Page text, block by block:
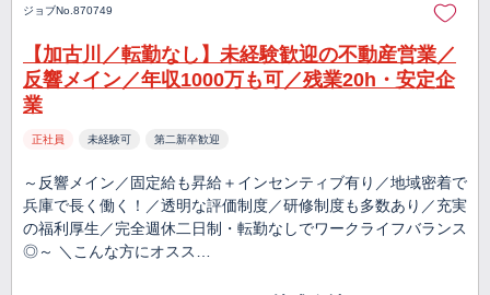
ジョブNo.870749
【加古川／転勤なし】未経験歓迎の不動産営業／
反響メイン／年収1000万も可／残業20h・安定企
業
正社員 未経験可 第二新卒歓迎
～反響メイン／固定給も昇給＋インセンティブ有り／地域密着で
兵庫で長く働く！／透明な評価制度／研修制度も多数あり／充実
の福利厚生／完全週休二日制・転勤なしでワークライフバランス
◎～ ＼こんな方にオスス…